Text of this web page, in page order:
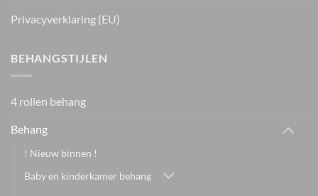
Privacyverklaring (EU)
BEHANGSTIJLEN
4 rollen behang
Behang
! Nieuw binnen !
Baby en kinderkamer behang